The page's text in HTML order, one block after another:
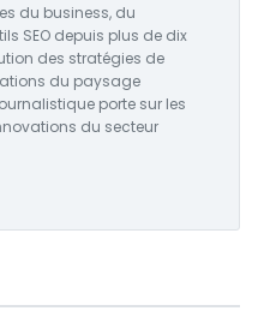
du business, du
SEO depuis plus de dix
des stratégies de
du paysage
porte sur les
du secteur